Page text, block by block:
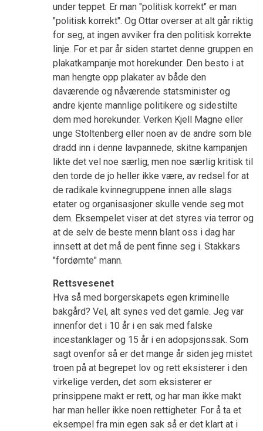
under teppet. Er man "politisk korrekt" er man
"politisk korrekt". Og Ottar overser at alt går riktig
for seg, at ingen avviker fra den politisk korrekte
linje. For et par år siden startet denne gruppen en
plakatkampanje mot horekunder. Den besto i at
man hengte opp plakater av både den
daværende og nåværende statsminister og
andre kjente mannlige politikere og sidestilte
dem med horekunder. Verken Kjell Magne eller
unge Stoltenberg eller noen av de andre som ble
dradd inn i denne lavpannede, skitne kampanjen
likte det vel noe særlig, men noe særlig kritisk til
den torde de jo heller ikke være, av redsel for at
de radikale kvinnegruppene innen alle slags
etater og organisasjoner skulle vende seg mot
dem. Eksempelet viser at det styres via terror og
at de selv de beste menn blant oss i dag har
innsett at det må de pent finne seg i. Stakkars
"fordømte" mann.
Rettsvesenet
Hva så med borgerskapets egen kriminelle
bakgård? Vel, alt synes ved det gamle. Jeg var
innenfor det i 10 år i en sak med falske
incestanklager og 15 år i en adopsjonssak. Som
sagt ovenfor så er det mange år siden jeg mistet
troen på at begrepet lov og rett eksisterer i den
virkelige verden, det som eksisterer er
prinsippene makt er rett, og har man ikke makt
har man heller ikke noen rettigheter. For å ta et
eksempel fra min egen sak så er det klart at i